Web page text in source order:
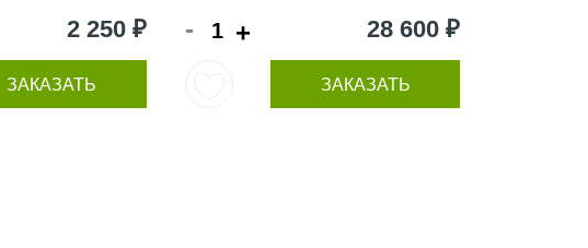
2 250 ₽
ЗАКАЗАТЬ
- + 28 600 ₽
ЗАКАЗАТЬ